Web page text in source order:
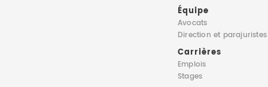
Équipe
Avocats
Directionet parajuristes
Carrières
Emplois
Stages